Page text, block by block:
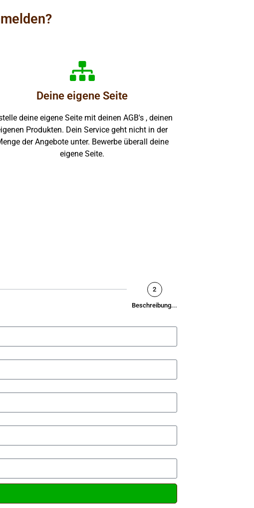
Deine eigene Seite
deine eigene Seite mit deinen AGB's , deinen
Produkten. Dein Service geht nicht in der
der Angebote unter. Bewerbe überall deine
eigene Seite.
2
Beschreibung...